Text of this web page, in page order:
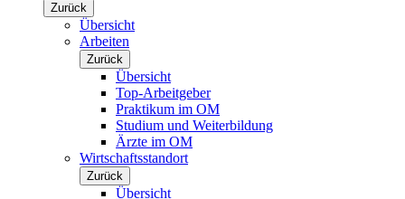
Zurück
Übersicht
Arbeiten
Zurück
Übersicht
Top-Arbeitgeber
Praktikum im OM
Studium und Weiterbildung
Ärzte im OM
Wirtschaftsstandort
Zurück
Übersicht